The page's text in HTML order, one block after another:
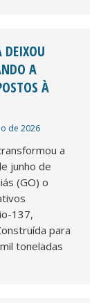
A
À
de 2026
a
junho de
(GO) o
137,
para
toneladas